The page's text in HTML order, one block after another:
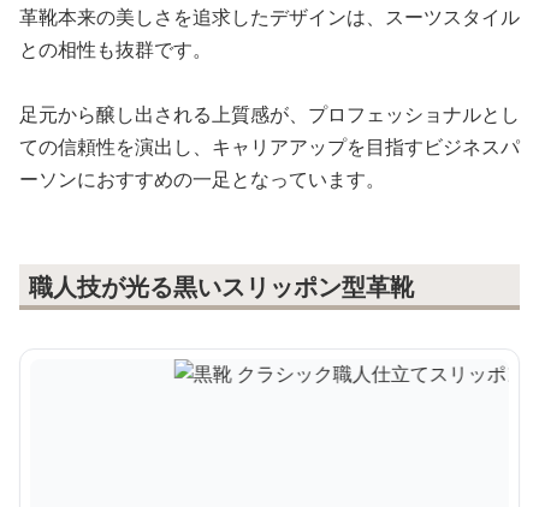
革靴本来の美しさを追求したデザインは、スーツスタイル
との相性も抜群です。
足元から醸し出される上質感が、プロフェッショナルとし
ての信頼性を演出し、キャリアアップを目指すビジネスパ
ーソンにおすすめの一足となっています。
職人技が光る黒いスリッポン型革靴